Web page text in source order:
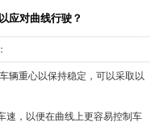
应对曲线行驶？
辆重心以保持稳定，可以采取以
速，以便在曲线上更容易控制车